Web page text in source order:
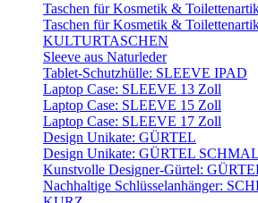
Taschen für Kosmetik &
Taschen für Kosmetik &
KULTURTASCHEN
Sleeve aus Naturleder
Tablet-Schutzhülle: SLEEVE IPAD
Laptop Case: SLEEVE 13 Zoll
Laptop Case: SLEEVE 15 Zoll
Laptop Case: SLEEVE 17 Zoll
Design Unikate: GÜRTEL
Design Unikate: GÜRTEL SCHMAL
Kunstvolle Designer-Gürtel:
Nachhaltige Schlüsselanhänger: